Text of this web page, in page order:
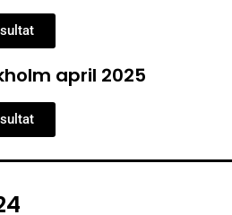
april 2025